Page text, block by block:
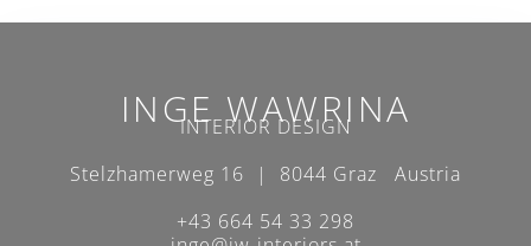
INGE WAWRINA
INTERIOR DESIGN
Stelzhamerweg 16 | 8044 Graz Austria
+43 664 54 33 298